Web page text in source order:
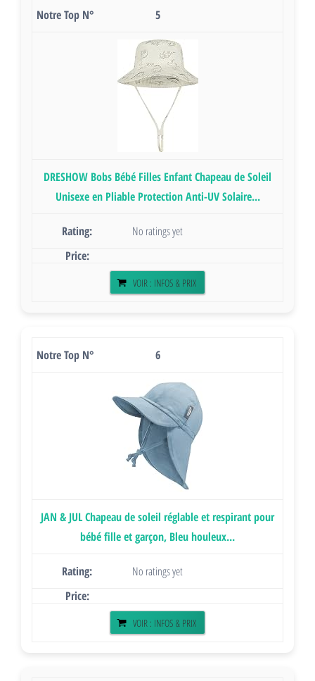
5
DRESHOW Bobs Bébé Filles Enfant Chapeau de Soleil
Unisexe en Pliable Protection Anti-UV Solaire...
No ratings yet
VOIR : INFOS & PRIX
6
JAN & JUL Chapeau de soleil réglable et respirant pour
bébé fille et garçon, Bleu houleux...
No ratings yet
VOIR : INFOS & PRIX